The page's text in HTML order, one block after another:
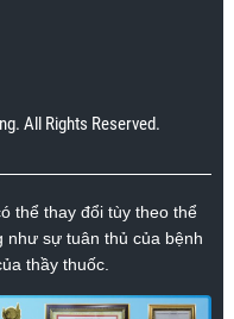
All Rights Reserved.
thể thay đổi tùy theo thể
như sự tuân thủ của bệnh
thầy thuốc.